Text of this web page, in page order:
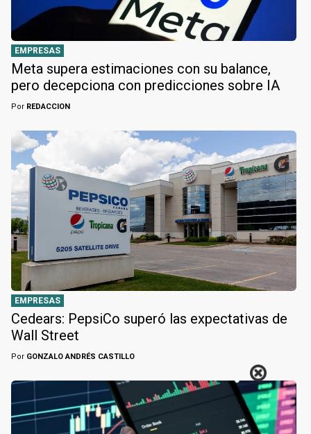
EMPRESAS
Meta supera estimaciones con su balance,
pero decepciona con predicciones sobre IA
Por REDACCION
EMPRESAS
Cedears: PepsiCo superó las expectativas de
Wall Street
Por GONZALO ANDRÉS CASTILLO